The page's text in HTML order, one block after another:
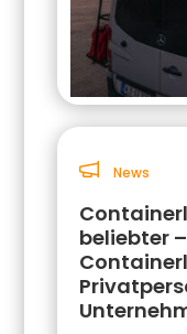
News
beliebter